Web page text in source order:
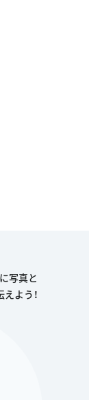
写真と
よう！